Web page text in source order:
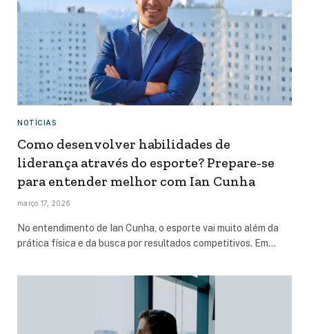
NOTÍCIAS
Como desenvolver habilidades de
liderança através do esporte? Prepare-se
para entender melhor com Ian Cunha
março 17, 2026
No entendimento de Ian Cunha, o esporte vai muito além da
prática física e da busca por resultados competitivos. Em…